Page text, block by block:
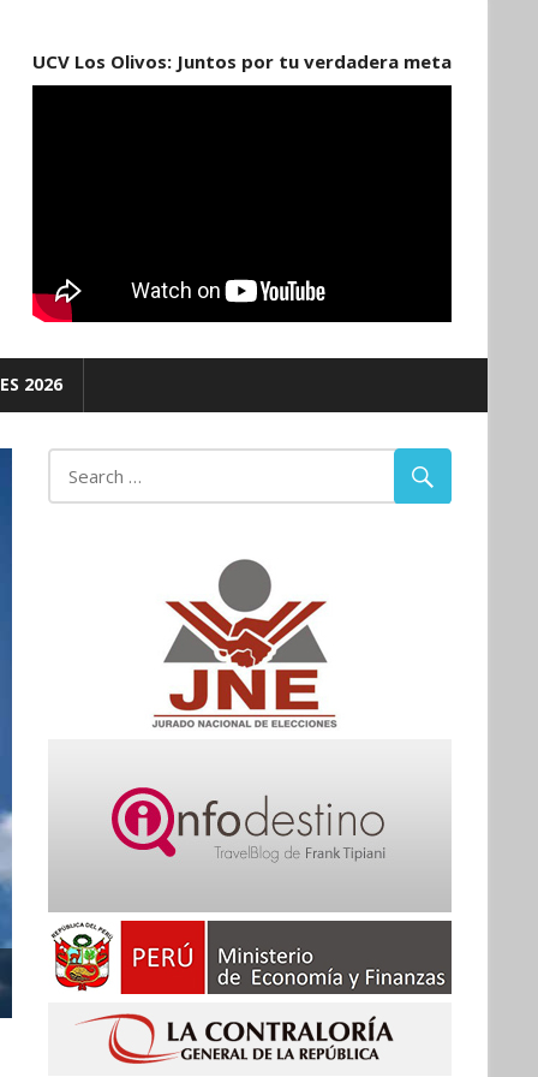
UCV Los Olivos: Juntos por tu verdadera meta
2026